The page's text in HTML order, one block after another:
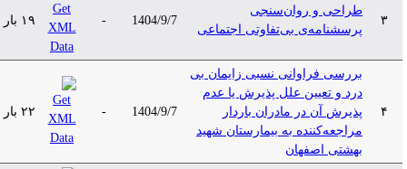
طراحی و روان‌سنجی
پرسشنامه‌ی بی‌تفاوتی اجتماعی
1404/9/7 ۱۹ بار
بررسی فراوانی نسبی زایمان بی
درد و تعیین علل پذیرش یا عدم
پذیرش آن در مادران باردار
مراجعه‌کننده به بیمارستان شهید
بهشتی اصفهان
1404/9/7 ۲۲ بار